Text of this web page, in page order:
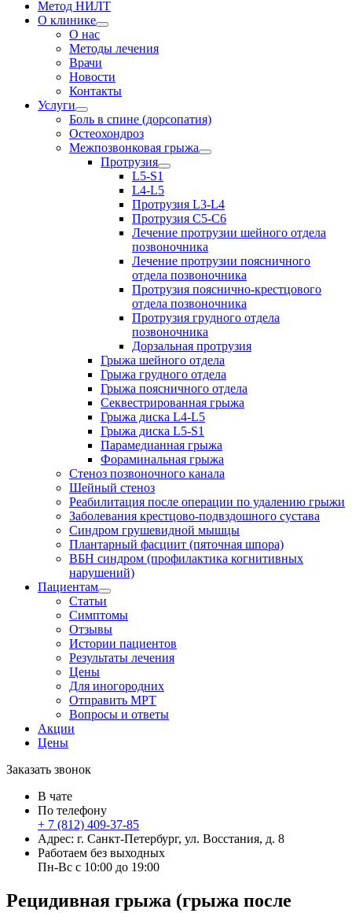
Метод НИЛТ
О клинике
О нас
Методы лечения
Врачи
Новости
Контакты
Услуги
Боль в спине (дорсопатия)
Остеохондроз
Межпозвонковая грыжа
Протрузия
L5-S1
L4-L5
Протрузия L3-L4
Протрузия С5-С6
Лечение протрузии шейного отдела
позвоночника
Лечение протрузии поясничного
отдела позвоночника
Протрузия пояснично-крестцового
отдела позвоночника
Протрузия грудного отдела
позвоночника
Дорзальная протрузия
Грыжа шейного отдела
Грыжа грудного отдела
Грыжа поясничного отдела
Секвестрированная грыжа
Грыжа диска L4-L5
Грыжа диска L5-S1
Парамедианная грыжа
Фораминальная грыжа
Стеноз позвоночного канала
Шейный стеноз
Реабилитация после операции по удалению грыжи
Заболевания крест­цово-подвздошного сустава
Синдром грушевидной мышцы
Плантарный фасциит (пяточная шпора)
ВБН синдром (профи­лактика когнитивных
нарушений)
Пациентам
Статьи
Симптомы
Отзывы
Истории пациентов
Результаты лечения
Цены
Для иногородних
Отправить МРТ
Вопросы и ответы
Акции
Цены
Заказать звонок
В чате
По телефону
+ 7 (812) 409-37-85
Адрес: г. Санкт-Петербург, ул. Восстания, д. 8
Работаем без выходных
Пн-Вс с 10:00 до 19:00
Рецидивная грыжа (грыжа после